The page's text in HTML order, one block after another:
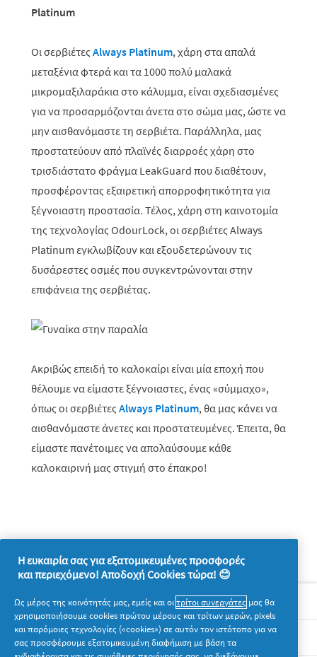
Platinum
Οι σερβιέτεςAlways Platinum, χάρη στα απαλά
μεταξένια φτερά και τα 1000 πολύ μαλακά
μικρομαξιλαράκια στο κάλυμμα, είναι σχεδιασμένες
για να προσαρμόζονται άνετα στο σώμα μας, ώστε να
μην αισθανόμαστε τη σερβιέτα. Παράλληλα, μας
προστατεύουν από πλαϊνές διαρροές χάρη στο
τρισδιάστατο φράγμα LeakGuard που διαθέτουν,
προσφέροντας εξαιρετική απορροφητικότητα για
ξέγνοιαστη προστασία. Τέλος, χάρη στη καινοτομία
της τεχνολογίας OdourLock, οι σερβιέτες Always
Platinum εγκλωβίζουν και εξουδετερώνουν τις
δυσάρεστες οσμές που συγκεντρώνονται στην
επιφάνεια της σερβιέτας.
Ακριβώς επειδή το καλοκαίρι είναι μία εποχή που
θέλουμε να είμαστε ξέγνοιαστες, ένας «σύμμαχο»,
όπως οι σερβιέτεςAlways Platinum, θα μας κάνει να
αισθανόμαστε άνετες και προστατευμένες. Έπειτα, θα
είμαστε πανέτοιμες να απολαύσουμε κάθε
καλοκαιρινή μας στιγμή στο έπακρο!
Σχετικά με την P&G
Νομικά
Η ευκαιρία σας για εξατομικευμένες προσφορές
και περιεχόμενο! Αποδοχή Cookies τώρα! 😊
Ως μέρος της κοινότητάς μας, εμείς και οιτρίτοι συνεργάτες μας θα
χρησιμοποιήσουμε cookies πρώτου μέρους και τρίτων μερών, pixels
και παρόμοιες τεχνολογίες («cookies») σε αυτόν τον ιστότοπο για να
σας προσφέρουμε εξατομικευμένη διαφήμιση με βάση τα